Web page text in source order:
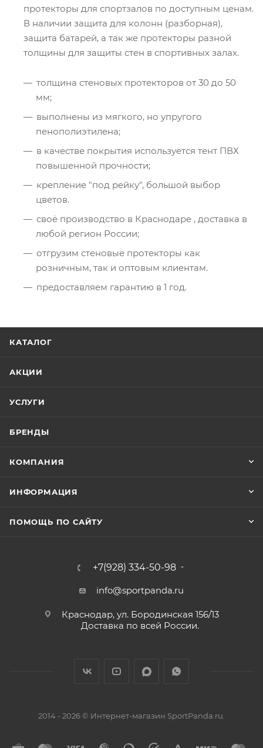
протекторы для спортзалов по доступным ценам.
В наличии защита для колонн (разборная),
защита батарей, а так же протекторы разной
толщины для защиты стен в спортивных залах.
толщина стеновых протекторов от 30 до 50
мм;
выполнены из мягкого, но упругого
пенополиэтилена;
в качестве покрытия используется тент ПВХ
повышенной прочности;
крепление "под рейку", большой выбор
цветов.
своё производство в Краснодаре , доставка в
любой регион России;
отгрузим стеновые протекторы как
розничным, так и оптовым клиентам.
предоставляем гарантию в 1 год.
КАТАЛОГ
АКЦИИ
УСЛУГИ
БРЕНДЫ
КОМПАНИЯ
ИНФОРМАЦИЯ
ПОМОЩЬ ПО САЙТУ
+7(928) 334-50-98
info@sportpanda.ru
Краснодар, ул. Бородинская 156/13
Доставка по всей России.
2014 - 2026 © Интернет-магазин SportPanda.ru.